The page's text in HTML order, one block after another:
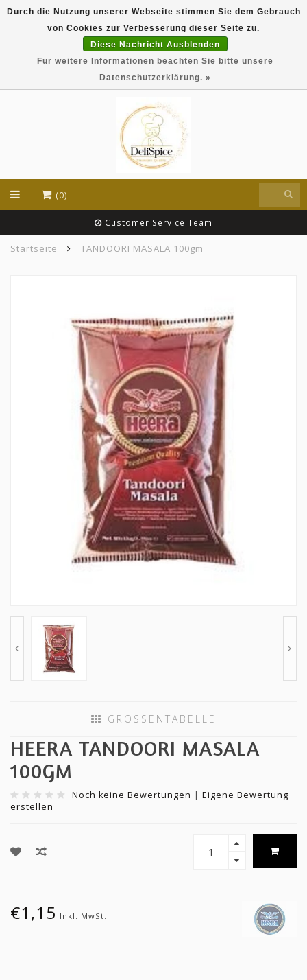
DeliSpice is your online Indian grocery shop with
exclusive brands like Daawat, Suhana, DeliSpice
and many more !!!
(0)
Customer Service Team
Startseite TANDOORI MASALA 100gm
GRÖSSENTABELLE
HEERA TANDOORI MASALA
100GM
Noch keine Bewertungen | Eigene Bewertung
erstellen
€1,15 Inkl. MwSt.
Durch die Nutzung unserer Webseite stimmen Sie dem Gebrauch
von Cookies zur Verbesserung dieser Seite zu.
Diese Nachricht Ausblenden
Für weitere Informationen beachten Sie bitte unsere
Datenschutzerklärung. »